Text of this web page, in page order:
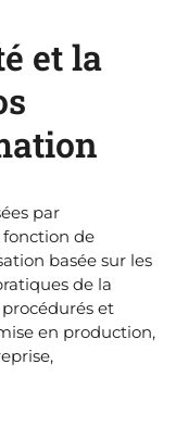
et la
par
de
basée sur les
de la
et
en production,